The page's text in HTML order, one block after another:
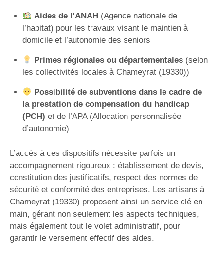
Aides de l’ANAH (Agence nationale de
l’habitat) pour les travaux visant le maintien à
domicile et l’autonomie des seniors
Primes régionales ou départementales(selon
les collectivités locales à Chameyrat (19330))
Possibilité de subventions dans le cadre de
la prestation de compensation du handicap
(PCH) et de l’APA (Allocation personnalisée
d’autonomie)
L’accès à ces dispositifs nécessite parfois un
accompagnement rigoureux : établissement de devis,
constitution des justificatifs, respect des normes de
sécurité et conformité des entreprises. Les artisans à
Chameyrat (19330) proposent ainsi un service clé en
main, gérant non seulement les aspects techniques,
mais également tout le volet administratif, pour
garantir le versement effectif des aides.